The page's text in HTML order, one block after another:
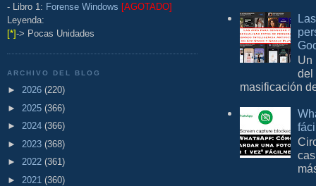
- Libro 1: Forense Windows [AGOTADO]
Leyenda:
[*]-> Pocas Unidades
ARCHIVO DEL BLOG
► 2026 (220)
► 2025 (366)
► 2024 (366)
► 2023 (368)
► 2022 (361)
► 2021 (360)
Un
del
masificación